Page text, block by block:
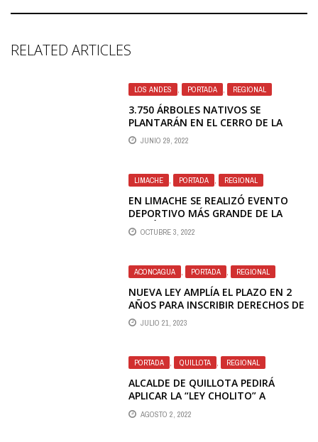
RELATED ARTICLES
LOS ANDES , PORTADA , REGIONAL
3.750 ÁRBOLES NATIVOS SE
PLANTARÁN EN EL CERRO DE LA
VIRGEN DE LOS ANDES
JUNIO 29, 2022
LIMACHE , PORTADA , REGIONAL
EN LIMACHE SE REALIZÓ EVENTO
DEPORTIVO MÁS GRANDE DE LA
REGIÓN TRAS FIN DE
RESTRICCIONES SANITARIAS
OCTUBRE 3, 2022
ACONCAGUA PORTADA REGIONAL
NUEVA LEY AMPLÍA EL PLAZO EN 2
AÑOS PARA INSCRIBIR DERECHOS DE
APROVECHAMIENTO DE AGUAS
JULIO 21, 2023
PORTADA , QUILLOTA , REGIONAL
ALCALDE DE QUILLOTA PEDIRÁ
APLICAR LA “LEY CHOLITO” A
CULPABLES DE MASIVA MUERTE DE
MASCOTAS
AGOSTO 2, 2022